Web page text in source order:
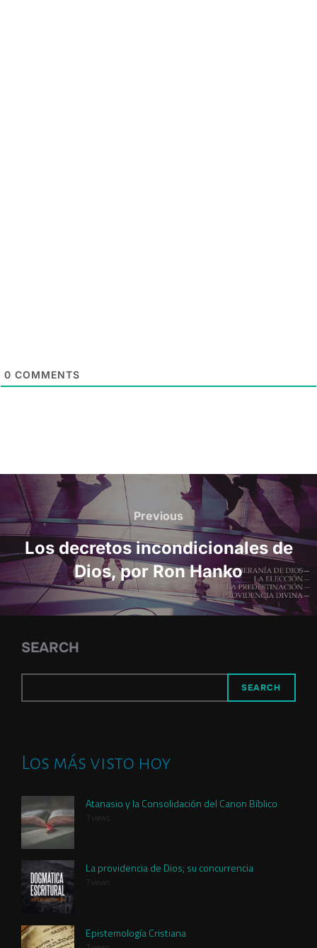
0 COMMENTS
Post
navigation
Previous
Previous
Los decretos incondicionales de
Dios, por Ron Hanko
SEARCH
SEARCH
Los más visto hoy
Atanasio y la Consolidación del Canon Bíblico
7 views
La providencia de Dios; su concurrencia
7 views
Epistemología Cristiana